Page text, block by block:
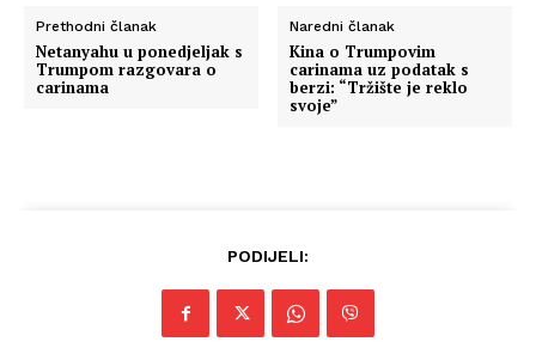
Prethodni članak
Netanyahu u ponedjeljak s
Trumpom razgovara o
carinama
Naredni članak
Kina o Trumpovim
carinama uz podatak s
berzi: “Tržište je reklo
svoje”
PODIJELI: